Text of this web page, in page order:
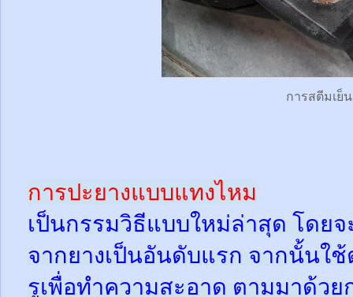
การสตีมเย็น
การปะยางแบบแทงไหม
เป็นกรรมวิธีแบบใหม่ล่าสุด โดย
จากยางเป็นอันดับแรก จากนั้นใ
รูเพื่อทำความสะอาด ตามมาด้วย